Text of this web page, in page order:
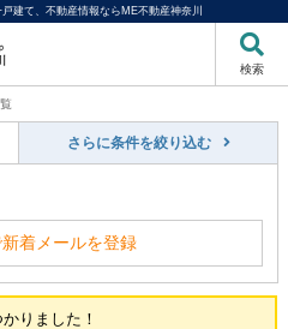
建て、不動産情報ならME不動産神奈川
検索
さらに条件を絞り込む
着メールを登録
かりました！